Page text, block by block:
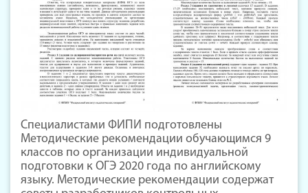
Специалистами ФИПИ подготовлены
Методические рекомендации обучающимся 9
классов по организации индивидуальной
подготовки к ОГЭ 2020 года по английскому
языку. Методические рекомендации содержат